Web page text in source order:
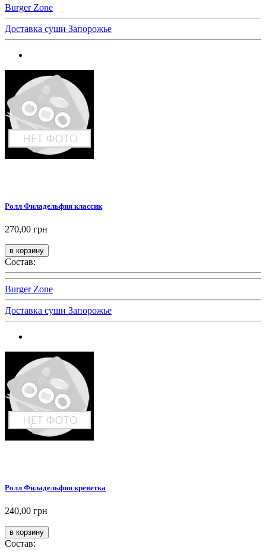
Burger Zone
Доставка суши Запорожье
Ролл Филадельфия классик
270,00 грн
Состав:
Burger Zone
Доставка суши Запорожье
Ролл Филадельфия креветка
240,00 грн
Состав: